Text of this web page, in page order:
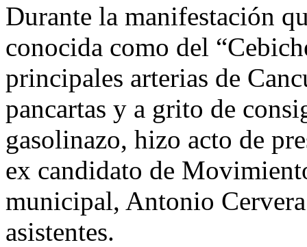
Durante la manifestación
conocida como del
principales arterias de
pancartas y a grito de
gasolinazo, hizo acto de
ex candidato de
municipal, Antonio
asistentes.